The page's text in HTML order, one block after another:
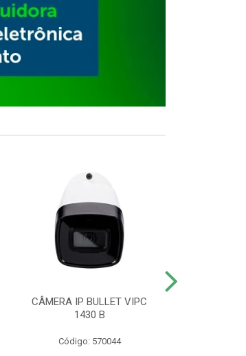
CÂMERA IP BULLET VIPC
1430 B
Código: 570044